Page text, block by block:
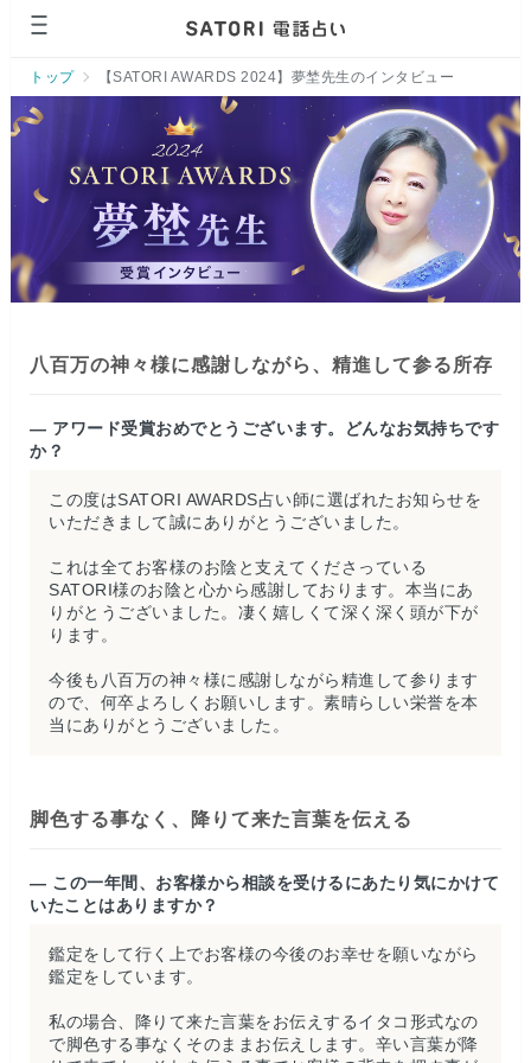
トップ 【SATORI AWARDS 2024】夢埜先生のインタビュー
八百万の神々様に感謝しながら、精進して参る所存
— アワード受賞おめでとうございます。どんなお気持ちです
か？
この度はSATORI AWARDS占い師に選ばれたお知らせを
いただきまして誠にありがとうございました。
これは全てお客様のお陰と支えてくださっている
SATORI様のお陰と心から感謝しております。本当にあ
りがとうございました。凄く嬉しくて深く深く頭が下が
ります。
今後も八百万の神々様に感謝しながら精進して参ります
ので、何卒よろしくお願いします。素晴らしい栄誉を本
当にありがとうございました。
脚色する事なく、降りて来た言葉を伝える
— この一年間、お客様から相談を受けるにあたり気にかけて
いたことはありますか？
鑑定をして行く上でお客様の今後のお幸せを願いながら
鑑定をしています。
私の場合、降りて来た言葉をお伝えするイタコ形式なの
で脚色する事なくそのままお伝えします。辛い言葉が降